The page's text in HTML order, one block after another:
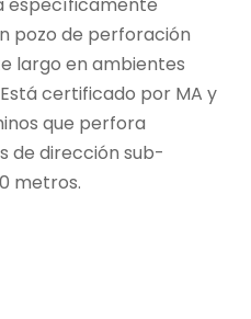
pozo de perforación
largo en ambientes
certificado por MA y
que perfora
de dirección sub-
metros.